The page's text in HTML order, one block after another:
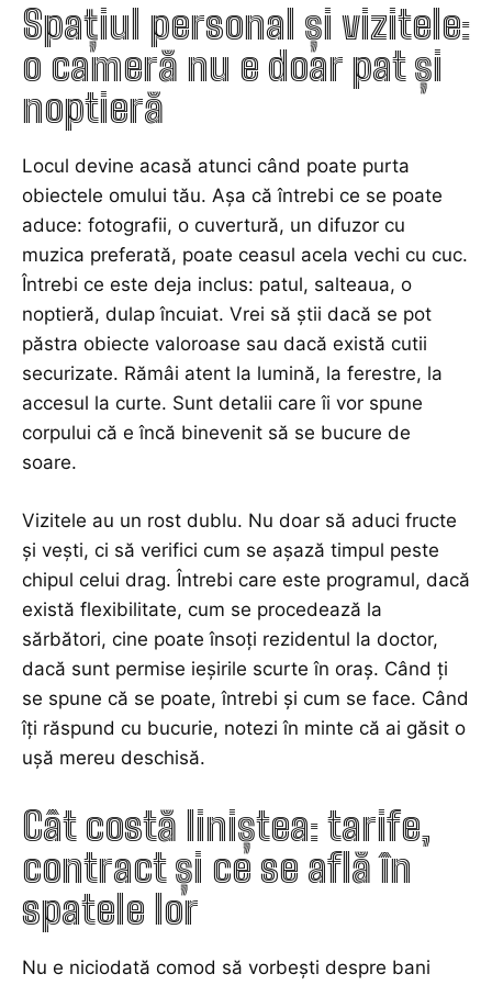
Spațiul personal și vizitele:
o cameră nu e doar pat și
noptieră
Locul devine acasă atunci când poate purta
obiectele omului tău. Așa că întrebi ce se poate
aduce: fotografii, o cuvertură, un difuzor cu
muzica preferată, poate ceasul acela vechi cu cuc.
Întrebi ce este deja inclus: patul, salteaua, o
noptieră, dulap încuiat. Vrei să știi dacă se pot
păstra obiecte valoroase sau dacă există cutii
securizate. Rămâi atent la lumină, la ferestre, la
accesul la curte. Sunt detalii care îi vor spune
corpului că e încă binevenit să se bucure de
soare.
Vizitele au un rost dublu. Nu doar să aduci fructe
și vești, ci să verifici cum se așază timpul peste
chipul celui drag. Întrebi care este programul, dacă
există flexibilitate, cum se procedează la
sărbători, cine poate însoți rezidentul la doctor,
dacă sunt permise ieșirile scurte în oraș. Când ți
se spune că se poate, întrebi și cum se face. Când
îți răspund cu bucurie, notezi în minte că ai găsit o
ușă mereu deschisă.
Cât costă liniștea: tarife,
contract și ce se află în
spatele lor
Nu e niciodată comod să vorbești despre bani